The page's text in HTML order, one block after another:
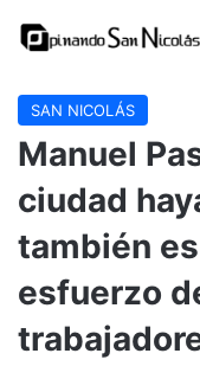
SAN NICOLÁS
Manuel
ciudad
también
esfuerzo